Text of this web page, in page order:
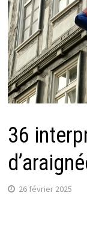
36
26 février 2025